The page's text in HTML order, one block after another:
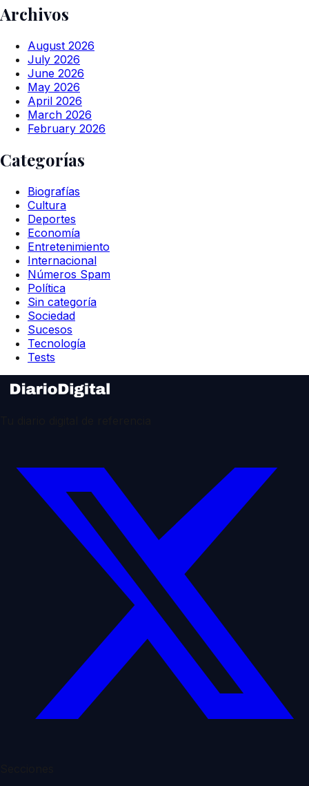
Archivos
August 2026
July 2026
June 2026
May 2026
April 2026
March 2026
February 2026
Categorías
Biografías
Cultura
Deportes
Economía
Entretenimiento
Internacional
Números Spam
Política
Sin categoría
Sociedad
Sucesos
Tecnología
Tests